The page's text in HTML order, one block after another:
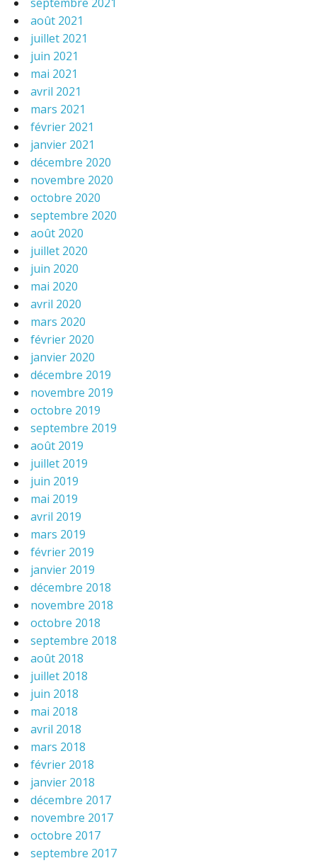
août 2021
juillet 2021
juin 2021
mai 2021
avril 2021
mars 2021
février 2021
janvier 2021
décembre 2020
novembre 2020
octobre 2020
septembre 2020
août 2020
juillet 2020
juin 2020
mai 2020
avril 2020
mars 2020
février 2020
janvier 2020
décembre 2019
novembre 2019
octobre 2019
septembre 2019
août 2019
juillet 2019
juin 2019
mai 2019
avril 2019
mars 2019
février 2019
janvier 2019
décembre 2018
novembre 2018
octobre 2018
septembre 2018
août 2018
juillet 2018
juin 2018
mai 2018
avril 2018
mars 2018
février 2018
janvier 2018
décembre 2017
novembre 2017
octobre 2017
septembre 2017